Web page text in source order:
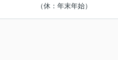
（休：年末年始）